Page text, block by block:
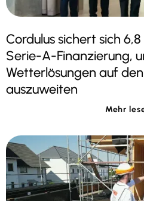
Cordulus sichert sich
Serie-A-Finanzierung,
Wetterlösungen auf
auszuweiten
Mehr